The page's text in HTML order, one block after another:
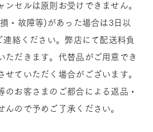
ンセルは原則お受けできません。
・故障等)があった場合は3日以
絡ください。弊店にて配送料負
ただきます。代替品がご用意でき
せていただく場合がございます。
のお客さまのご都合による返品・
んので予めご了承ください。